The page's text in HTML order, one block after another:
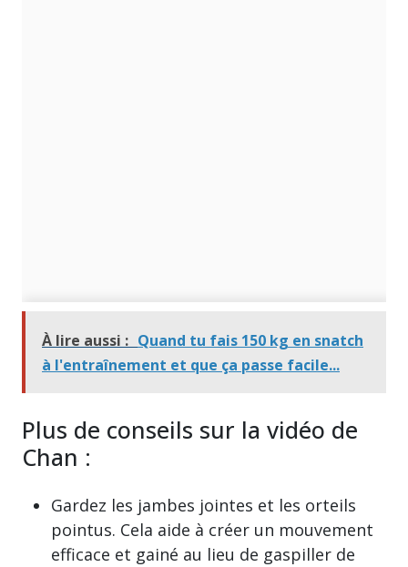
À lire aussi : Quand tu fais 150 kg en snatch
à l'entraînement et que ça passe facile...
Plus de conseils sur la vidéo de
Chan :
Gardez les jambes jointes et les orteils
pointus. Cela aide à créer un mouvement
efficace et gainé au lieu de gaspiller de